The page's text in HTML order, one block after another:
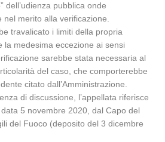
dell’udienza pubblica onde
merito alla verificazione.
travalicato i limiti della propria
la medesima eccezione ai sensi
sarebbe stata necessaria al
del caso, che comporterebbe
citato dall’Amministrazione.
di discussione, l’appellata riferisce
5 novembre 2020, dal Capo del
del Fuoco (deposito del 3 dicembre